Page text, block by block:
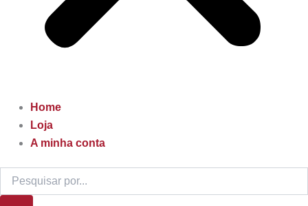
Home
Loja
A minha conta